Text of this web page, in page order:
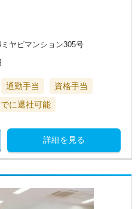
ヤビマンション305号
通勤手当
資格手当
に退社可能
詳細を見る